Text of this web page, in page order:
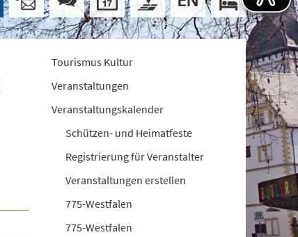
Tourismus Kultur
Veranstaltungen
Veranstaltungskalender
Schützen- und Heimatfeste
Registrierung für Veranstalter
Veranstaltungen erstellen
775-Westfalen
775-Westfalen